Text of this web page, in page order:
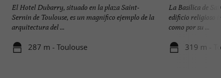
El Hotel Dubarry, situado en la plaza Saint-
Sernin de Toulouse, es un magnífico ejemplo de la
arquitectura del ...
287 m - Toulouse
La Basílica de
edificio religioso
como por su ...
319 m -